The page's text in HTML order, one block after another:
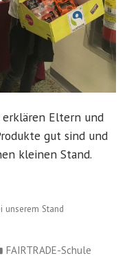
erklären Eltern und
gut sind und
kleinen Stand.
unserem Stand
Veröffentlicht
FAIRTRADE-Schule